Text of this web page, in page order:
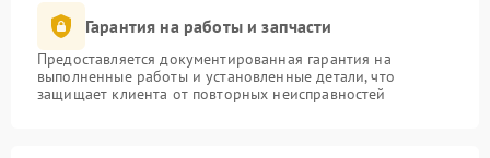
Гарантия на работы и запчасти
Предоставляется документированная гарантия на
выполненные работы и установленные детали, что
защищает клиента от повторных неисправностей